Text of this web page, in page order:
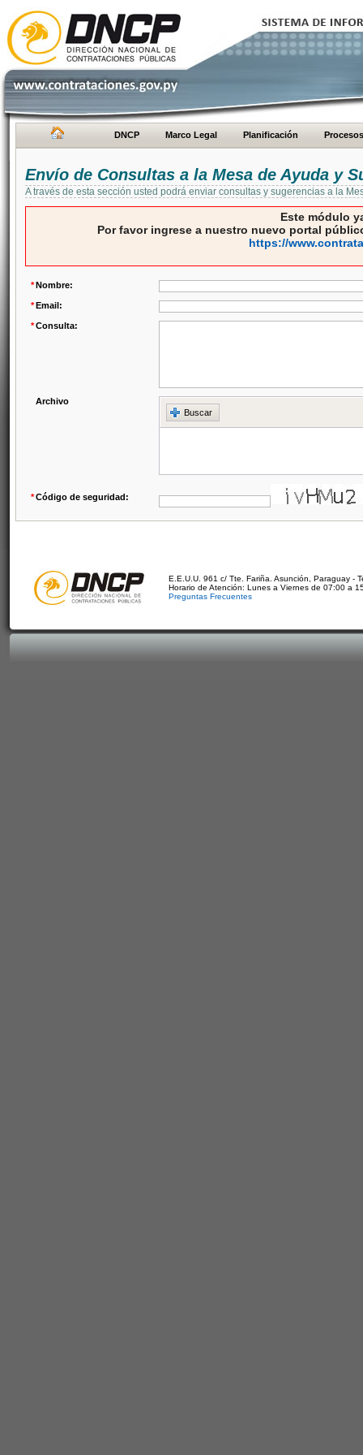
DNCP Marco Legal Planificación Procesos
Envío de Consultas a la Mesa de Ayuda y
A través de esta sección usted podrá enviar consultas y sugerencias a la
Este módulo
Por favor ingrese a nuestro nuevo portal
https://
*Nombre:
*Email:
*Consulta:
Archivo
Buscar
*Código de seguridad:
E.E.U.U. 961 c/ Tte. Fariña. Asunción, Paraguay -
Horario de Atención: Lunes a Viernes de 07:00 a
Preguntas Frecuentes